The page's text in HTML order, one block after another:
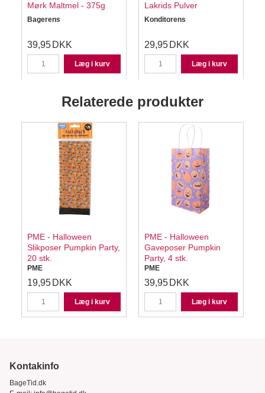
Mørk Maltmel - 375g
Bagerens
39,95 DKK
Læg i kurv
Lakrids Pulver
Konditorens
29,95 DKK
Læg i kurv
Relaterede produkter
PME - Halloween
Slikposer Pumpkin Party,
20 stk.
PME
19,95 DKK
Læg i kurv
PME - Halloween
Gaveposer Pumpkin
Party, 4 stk.
PME
39,95 DKK
Læg i kurv
Kontakinfo
BageTid.dk